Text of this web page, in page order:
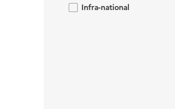
Infra-national